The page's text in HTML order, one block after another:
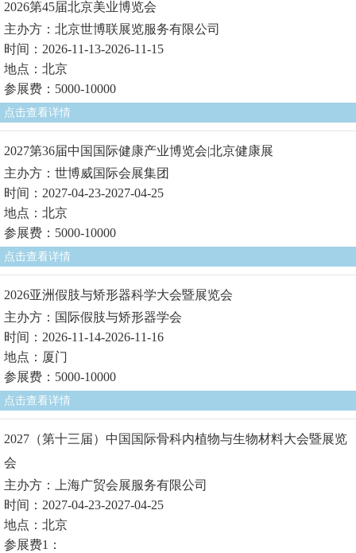
2026第45届北京美业博览会
主办方：北京世博联展览服务有限公司
时间：2026-11-13-2026-11-15
地点：北京
参展费：5000-10000
点击查看详情
2027第36届中国国际健康产业博览会|北京健康展
主办方：世博威国际会展集团
时间：2027-04-23-2027-04-25
地点：北京
参展费：5000-10000
点击查看详情
2026亚洲假肢与矫形器科学大会暨展览会
主办方：国际假肢与矫形器学会
时间：2026-11-14-2026-11-16
地点：厦门
参展费：5000-10000
点击查看详情
2027（第十三届）中国国际骨科内植物与生物材料大会暨展览
会
主办方：上海广贸会展服务有限公司
时间：2027-04-23-2027-04-25
地点：北京
参展费1：